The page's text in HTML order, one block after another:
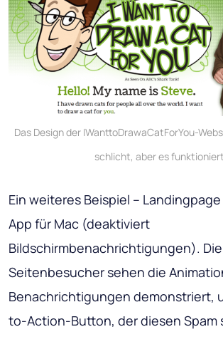
Das Design der IWanttoDrawaCatForYou-
schlicht, aber es funktioniert
Ein weiteres Beispiel –
App für Mac (deaktiviert
Bildschirmbenachrichtigungen). Die
Seitenbesucher sehen die
Benachrichtigungen demonstriert,
to-Action-Button, der diesen Spam